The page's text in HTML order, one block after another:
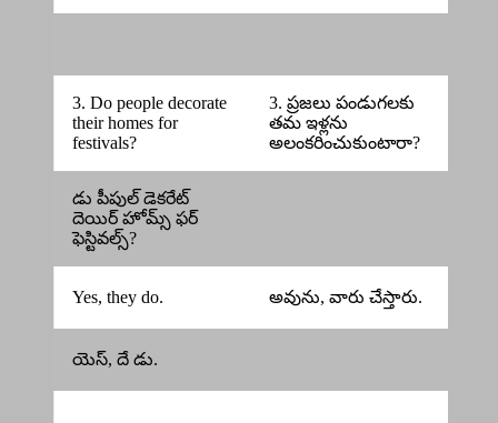
3. Do people decorate
their homes for
festivals?
3. ప్రజలు పండుగలకు
తమ ఇళ్లను
అలంకరించుకుంటారా?
డు పీపుల్ డెకరేట్
దెయిర్ హోమ్స్ ఫర్
ఫెస్టివల్స్?
Yes, they do. అవును, వారు చేస్తారు.
యెస్, దే డు.